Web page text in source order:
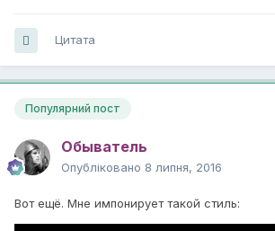
Цитата
Популярний пост
Обыватель
Опубліковано 8 липня, 2016
Вот ещё. Мне импонирует такой стиль: